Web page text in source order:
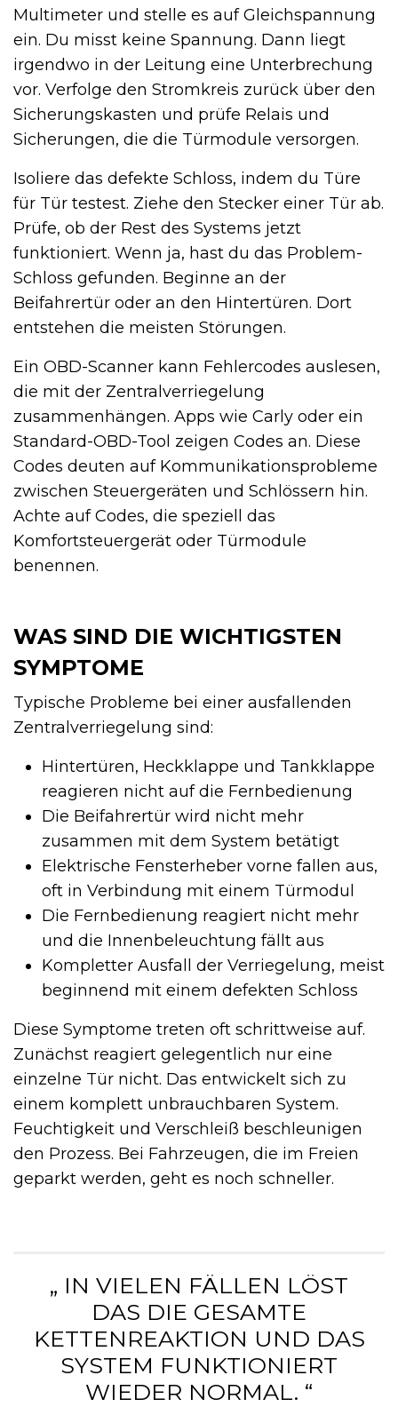
Multimeter und stelle es auf Gleichspannung
ein. Du misst keine Spannung. Dann liegt
irgendwo in der Leitung eine Unterbrechung
vor. Verfolge den Stromkreis zurück über den
Sicherungskasten und prüfe Relais und
Sicherungen, die die Türmodule versorgen.
Isoliere das defekte Schloss, indem du Türe
für Tür testest. Ziehe den Stecker einer Tür ab.
Prüfe, ob der Rest des Systems jetzt
funktioniert. Wenn ja, hast du das Problem-
Schloss gefunden. Beginne an der
Beifahrertür oder an den Hintertüren. Dort
entstehen die meisten Störungen.
Ein OBD-Scanner kann Fehlercodes auslesen,
die mit der Zentralverriegelung
zusammenhängen. Apps wie Carly oder ein
Standard-OBD-Tool zeigen Codes an. Diese
Codes deuten auf Kommunikationsprobleme
zwischen Steuergeräten und Schlössern hin.
Achte auf Codes, die speziell das
Komfortsteuergerät oder Türmodule
benennen.
WAS SIND DIE WICHTIGSTEN
SYMPTOME
Typische Probleme bei einer ausfallenden
Zentralverriegelung sind:
Hintertüren, Heckklappe und Tankklappe
reagieren nicht auf die Fernbedienung
Die Beifahrertür wird nicht mehr
zusammen mit dem System betätigt
Elektrische Fensterheber vorne fallen aus,
oft in Verbindung mit einem Türmodul
Die Fernbedienung reagiert nicht mehr
und die Innenbeleuchtung fällt aus
Kompletter Ausfall der Verriegelung, meist
beginnend mit einem defekten Schloss
Diese Symptome treten oft schrittweise auf.
Zunächst reagiert gelegentlich nur eine
einzelne Tür nicht. Das entwickelt sich zu
einem komplett unbrauchbaren System.
Feuchtigkeit und Verschleiß beschleunigen
den Prozess. Bei Fahrzeugen, die im Freien
geparkt werden, geht es noch schneller.
„ IN VIELEN FÄLLEN LÖST
DAS DIE GESAMTE
KETTENREAKTION UND DAS
SYSTEM FUNKTIONIERT
WIEDER NORMAL. “